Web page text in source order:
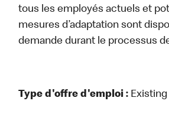
tous les employés actuels et
mesures d’adaptation sont
demande durant le processus
Type d'offre d'emploi :